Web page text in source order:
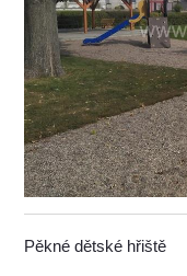
Pěkné dětské hřiště